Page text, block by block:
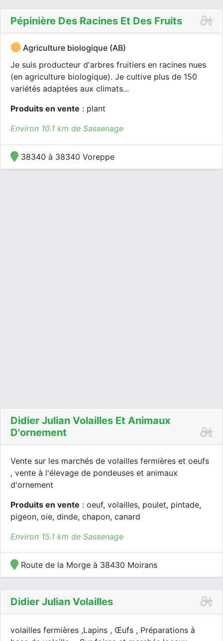
Pépinière Des Racines Et Des Fruits
Agriculture biologique (AB)
Je suis producteur d'arbres fruitiers en racines nues
(en agriculture biologique). Je cultive plus de 150
variétés adaptées aux climats...
Produits en vente : plant
Environ 10.1 km de Sassenage
38340 à 38340 Voreppe
Didier Julian Volailles Et Animaux
D'ornement
Vente sur les marchés de volailles fermières et oeufs
, vente à l'élevage de pondeuses et animaux
d'ornement
Produits en vente : oeuf, volailles, poulet, pintade,
pigeon, oie, dinde, chapon, canard
Environ 15.1 km de Sassenage
Route de la Morge à 38430 Moirans
Didier Julian Volailles
volailles fermières ,Lapins , Œufs , Préparations à